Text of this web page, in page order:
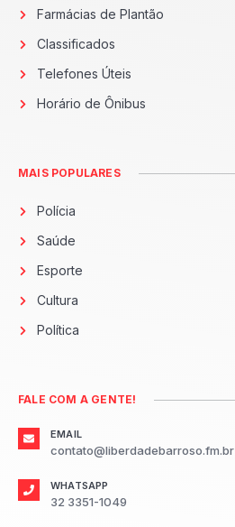
Farmácias de Plantão
Classificados
Telefones Úteis
Horário de Ônibus
MAIS POPULARES
Polícia
Saúde
Esporte
Cultura
Política
FALE COM A GENTE!
EMAIL
contato@liberdadebarroso.fm.br
WHATSAPP
32 3351-1049